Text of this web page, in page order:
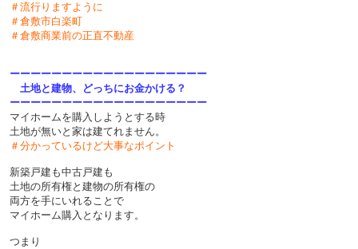
＃流行りますように
＃倉敷市白楽町
＃倉敷商業前の正直不動産
ーーーーーーーーーーーーーーーーーーー
土地と建物、どっちにお金かける？
ーーーーーーーーーーーーーーーーーーー
マイホームを購入しようとする時
土地が無いと家は建てれません。
＃分かっているけど大事なポイント
新築戸建も中古戸建も
土地の所有権と建物の所有権の
両方を手にいれることで
マイホーム購入となります。
つまり